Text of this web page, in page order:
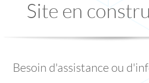
Site en
Besoin d'assistance ou